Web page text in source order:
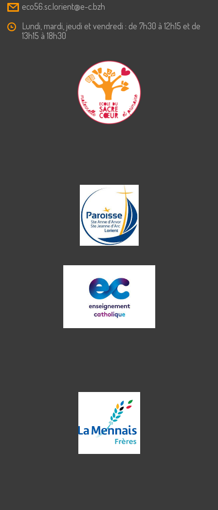
eco56.sc.lorient@e-c.bzh
Lundi, mardi, jeudi et vendredi : de 7h30 à 12h15 et de
13h15 à 18h30